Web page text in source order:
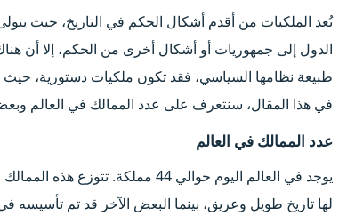
تُعد الملكيات من أقدم أشكال الحكم في التاريخ، حيث
الدول إلى جمهوريات أو أشكال أخرى من الحكم، إلا أن
طبيعة نظامها السياسي، فقد تكون ملكيات دستورية،
في هذا المقال، سنتعرف على عدد الممالك في العالم
عدد الممالك في العالم​
يوجد في العالم اليوم حوالي 44
لها تاريخ طويل وعريق، بينما البعض الآخر قد تم تأسيسه